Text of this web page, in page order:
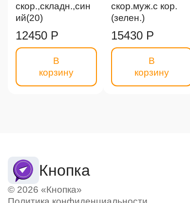
скор.,складн.,син
ий(20)
12450 Р
В
корзину
скор.муж.с кор.
(зелен.)
15430 Р
В
корзину
Кнопка
© 2026 «Кнопка»